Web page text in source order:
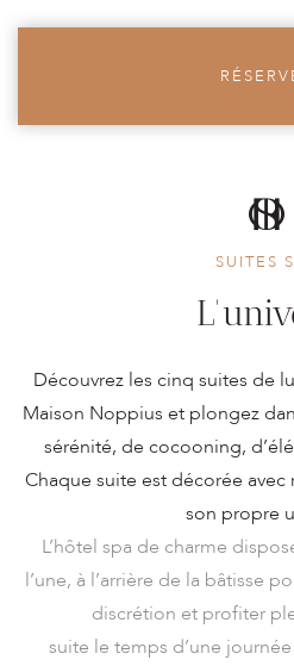
SUITES
Découvrez les cinq suites de
Maison Noppius et plongez
sérénité, de cocooning,
Chaque suite est décorée
son propre
L’hôtel spa de charme
l’une, à l’arrière de la bâtisse
discrétion et profiter
suite le temps d’une